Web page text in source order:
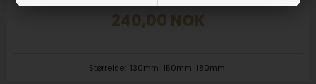
240,00 NOK
Størrelse: 130mm 150mm 180mm